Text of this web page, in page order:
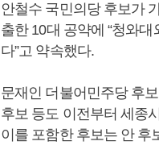
안철수 국민의당 후보가
출한 10대 공약에 “청와
다”고 약속했다.
문재인 더불어민주당 후
후보 등도 이전부터 세종
이를 포함한 후보는 안 후